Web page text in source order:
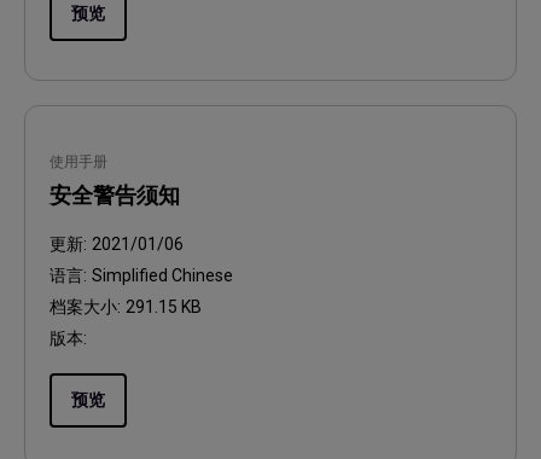
预览
使用手册
安全警告须知
更新: 2021/01/06
语言: Simplified Chinese
档案大小: 291.15 KB
版本:
预览